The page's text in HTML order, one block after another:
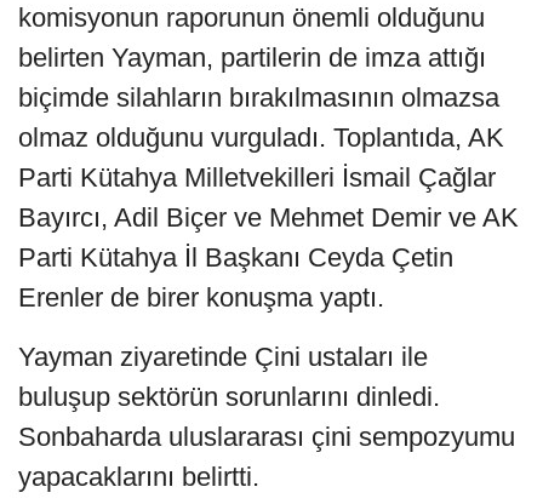
komisyonun raporunun önemli olduğunu
belirten Yayman, partilerin de imza attığı
biçimde silahların bırakılmasının olmazsa
olmaz olduğunu vurguladı. Toplantıda, AK
Parti Kütahya Milletvekilleri İsmail Çağlar
Bayırcı, Adil Biçer ve Mehmet Demir ve AK
Parti Kütahya İl Başkanı Ceyda Çetin
Erenler de birer konuşma yaptı.
Yayman ziyaretinde Çini ustaları ile
buluşup sektörün sorunlarını dinledi.
Sonbaharda uluslararası çini sempozyumu
yapacaklarını belirtti.